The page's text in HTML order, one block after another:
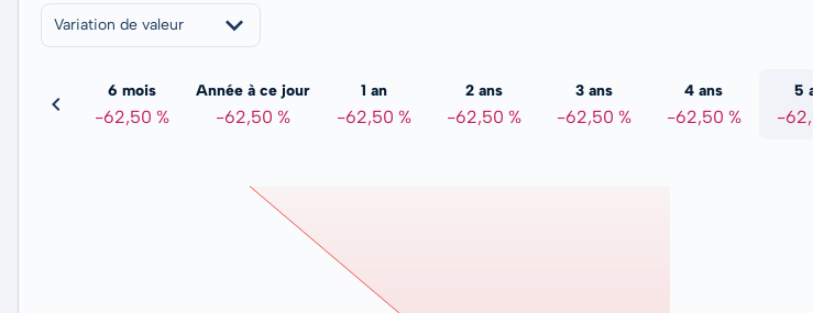
Variation de valeur
6 mois
-62,50 %
Année à ce jour
-62,50 %
1 an
-62,50 %
2 ans
-62,50 %
3 ans
-62,50 %
4 ans
-62,50 %
5
-